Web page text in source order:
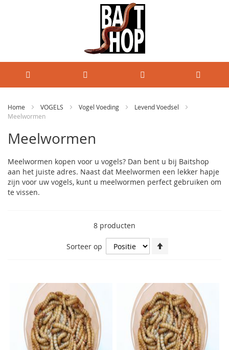
Home VOGELS Vogel Voeding
Levend Voedsel
Meelwormen
Meelwormen
Meelwormen kopen voor u vogels? Dan bent u bij Baitshop
aan het juiste adres. Naast dat Meelwormen een lekker hapje
zijn voor uw vogels, kunt u meelwormen perfect gebruiken om
te vissen.
8 producten
Sorteer op
sorteren